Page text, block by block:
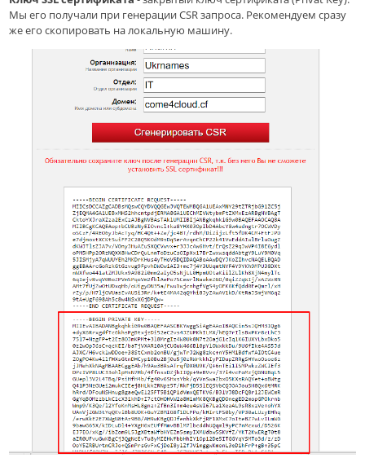
Мы его получали при генерации CSR запроса. Рекомендуем сразу
же его скопировать на локальную машину.